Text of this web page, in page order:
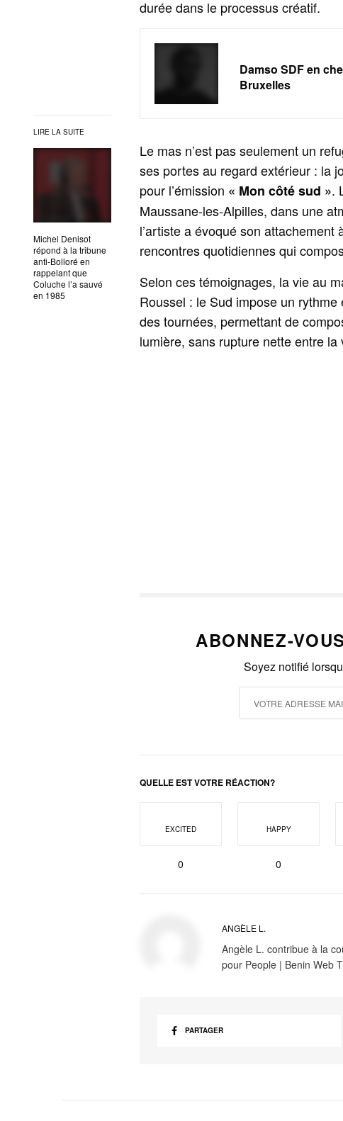
LIRE LA SUITE
Michel Denisot
répond à la tribune
anti-Bolloré en
rappelant que
Coluche l’a sauvé
en 1985
durée dans le processus créatif.
Damso SDF en
Bruxelles
Le mas n’est pas seulement un
ses portes au regard extérieur : la
pour l’émission « Mon côté sud ».
Maussane‑les‑Alpilles, dans une
l’artiste a évoqué son
rencontres quotidiennes qui
Selon ces témoignages, la vie au
Roussel : le Sud impose un
des tournées, permettant de
lumière, sans rupture nette entre
ABONNEZ-
Soyez notifié
QUELLE EST VOTRE RÉACTION?
EXCITED
0
HAPPY
0
ANGÈLE L.
Angèle L. contribue à la
pour People | Benin Web
PARTAGER